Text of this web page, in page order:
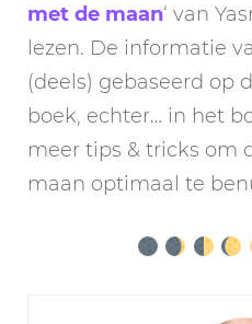
met de maan‘ van
lezen. De informatie
(deels) gebaseerd op
boek, echter… in het
meer tips & tricks om
maan optimaal te